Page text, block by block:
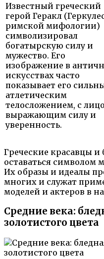
Известный греческий
герой Геракл
римской мифологии)
символизировал
богатырскую силу и
мужество. Его
изображение в
искусствах часто
показывает его
атлетическим
телосложением, с
выражающим силу и
уверенность.
Греческие красавцы и
оставаться символом
Их образы и идеалы
многих и служат
моделей и актеров в
Средние века:
золотистого цвета